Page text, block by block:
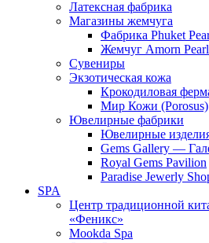
Латексная фабрика
Магазины жемчуга
Фабрика Phuket
Жемчуг Amorn
Сувениры
Экзотическая кожа
Крокодиловая
Мир Кожи (Porosus)
Ювелирные фабрики
Ювелирные
Gems Gallery —
Royal Gems Pavilion
Paradise Jewerly
SPA
Центр традиционной
«Феникс»
Mookda Spa